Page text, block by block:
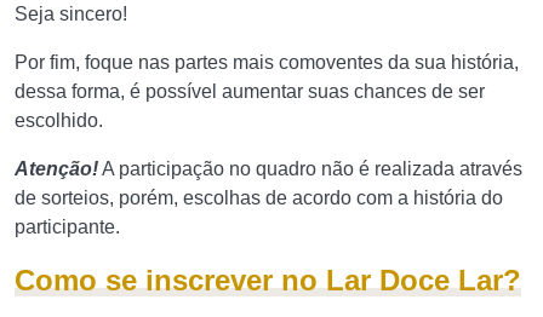
Seja sincero!
Por fim, foque nas partes mais comoventes da sua história,
dessa forma, é possível aumentar suas chances de ser
escolhido.
Atenção!A participação no quadro não é realizada através
de sorteios, porém, escolhas de acordo com a história do
participante.
Como se inscrever no Lar Doce Lar?